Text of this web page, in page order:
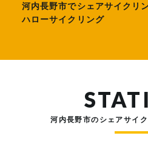
河内長野市でシェアサイクリ
ハローサイクリング
河内長野市のシェアサイ